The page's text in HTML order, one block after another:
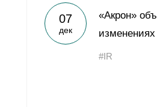
07
дек
«Акрон»
изменениях
#IR